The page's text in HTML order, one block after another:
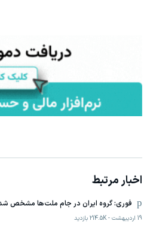
اخبار مرتبط
فوری: گروه ایران در جام ملت‌ها مشخص
19 اردیبهشت -
214.5K بازدید